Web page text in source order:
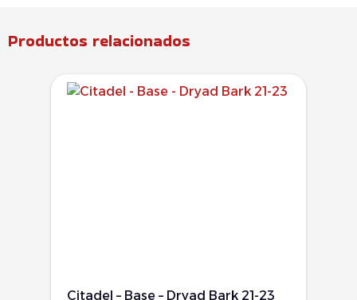
Productos relacionados
Citadel – Base – Dryad Bark 21-23